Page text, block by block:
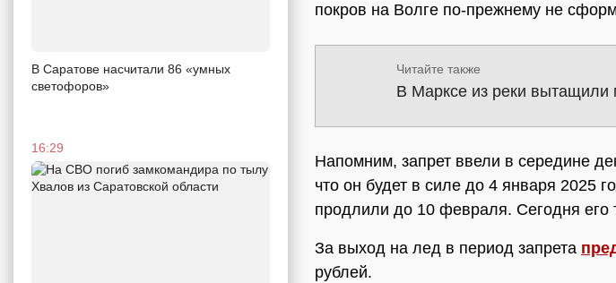
В Саратове насчитали 86 «умных
светофоров»
16:29
покров на Волге по-прежнему не
Читайте также
В Марксе из реки вытащили
Напомним, запрет ввели в середине
что он будет в силе до 4 января 2025
продлили до 10 февраля. Сегодня его
За выход на лед в период запрета
рублей.